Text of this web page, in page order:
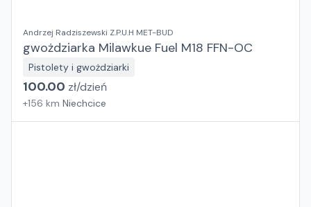
Andrzej Radziszewski Z.P.U.H MET-BUD
gwożdziarka Milawkue Fuel M18 FFN-OC
Pistolety i gwożdziarki
100.00 zł/dzień
+156 km Niechcice